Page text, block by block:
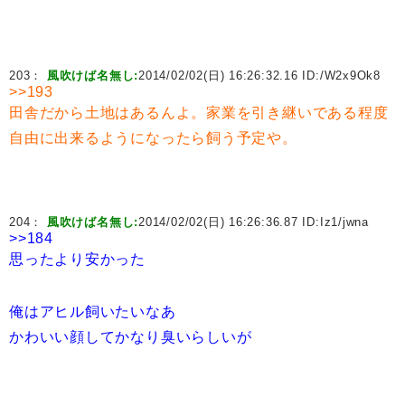
203： 風吹けば名無し:2014/02/02(日) 16:26:32.16 ID:/W2x9Ok8
>>193
田舎だから土地はあるんよ。家業を引き継いである程度
自由に出来るようになったら飼う予定や。
204： 風吹けば名無し:2014/02/02(日) 16:26:36.87 ID: Iz1/jwna
>>184
思ったより安かった
俺はアヒル飼いたいなあ
かわいい顔してかなり臭いらしいが